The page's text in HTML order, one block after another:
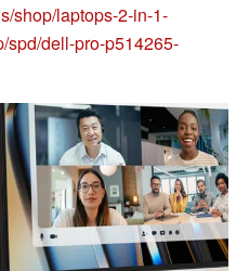
shop/laptops-2-in-1-
spd/dell-pro-p514265-